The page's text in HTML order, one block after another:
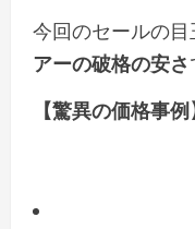
今回のセールの
アーの破格の安さ
【驚異の価格事